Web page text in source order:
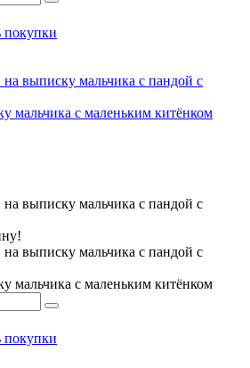
мальчика с маленьким китёнком
мальчика с маленьким китёнком